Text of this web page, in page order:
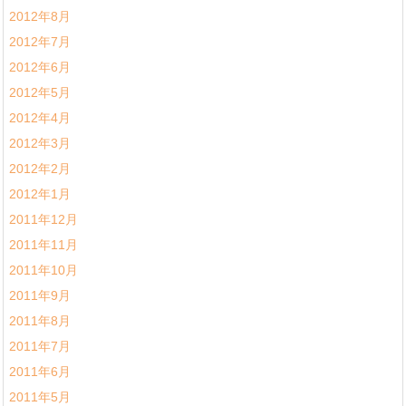
2012年8月
2012年7月
2012年6月
2012年5月
2012年4月
2012年3月
2012年2月
2012年1月
2011年12月
2011年11月
2011年10月
2011年9月
2011年8月
2011年7月
2011年6月
2011年5月